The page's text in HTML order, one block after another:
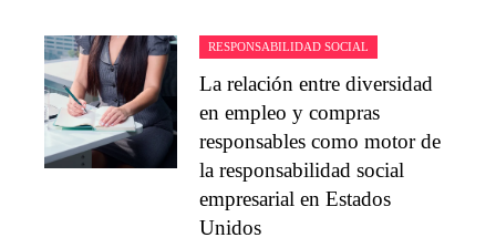
RESPONSABILIDAD SOCIAL
La relación entre diversidad
en empleo y compras
responsables como motor de
la responsabilidad social
empresarial en Estados
Unidos